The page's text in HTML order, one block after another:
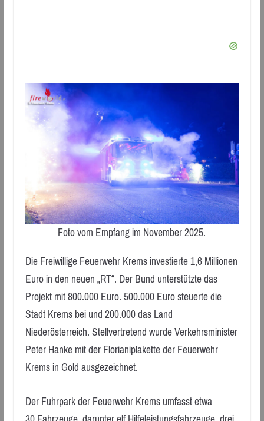
Foto vom Empfang im November 2025.
Die Freiwillige Feuerwehr Krems investierte 1,6 Millionen
Euro in den neuen „RT“. Der Bund unterstützte das
Projekt mit 800.000 Euro. 500.000 Euro steuerte die
Stadt Krems bei und 200.000 das Land
Niederösterreich. Stellvertretend wurde Verkehrsminister
Peter Hanke mit der Florianiplakette der Feuerwehr
Krems in Gold ausgezeichnet.
Der Fuhrpark der Feuerwehr Krems umfasst etwa